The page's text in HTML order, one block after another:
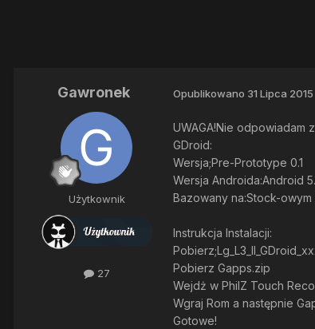
Gawronek
Użytkownik
27
Opublikowano 31 Lipca 2015
UWAGA!Nie odpowiadam
GDroid:
Wersja;Pre-Prototype 0.1
Wersja Androida:Android
Bazowany na:Stock-
Instrukcja Instalacji:
Pobierz Gapps.zip
Wejdż w PhilZ Touch
Wgraj Rom a następnie
Gotowe!